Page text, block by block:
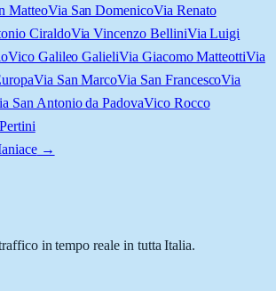
MatteoVia San DomenicoVia Renato
CiraldoVia Vincenzo BelliniVia Luigi
Vico Galileo GalieliVia Giacomo MatteottiVia
Via San MarcoVia San FrancescoVia
San Antonio da PadovaVico Rocco
→
in tempo reale in tutta Italia.